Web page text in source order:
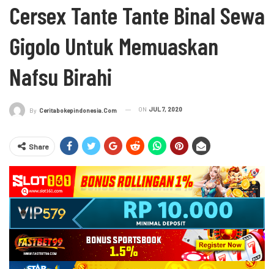
Cersex Tante Tante Binal Sewa
Gigolo Untuk Memuaskan
Nafsu Birahi
By Ceritabokepindonesia.com ON JUL 7, 2020
Share